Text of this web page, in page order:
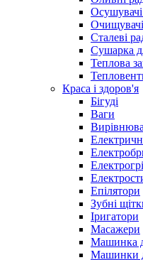
Осушувачі
Сталеві
Сушарка
Теплова
Краса і здоров'я
Бігуді
Ваги
Епілятори
Зубні
Іригатори
Масажери
Машинка
Машинки